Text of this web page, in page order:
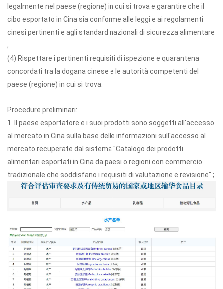
legalmente nel paese (regione) in cui si trova e garantire che il
cibo esportato in Cina sia conforme alle leggi e ai regolamenti
cinesi pertinenti e agli standard nazionali di sicurezza alimentare
;
(4) Rispettare i pertinenti requisiti di ispezione e quarantena
concordati tra la dogana cinese e le autorità competenti del
paese (regione) in cui si trova.
Procedure preliminari:
1. Il paese esportatore e i suoi prodotti sono soggetti all'accesso
al mercato in Cina sulla base delle informazioni sull'accesso al
mercato recuperate dal sistema "Catalogo dei prodotti
alimentari esportati in Cina da paesi o regioni con commercio
tradizionale che soddisfano i requisiti di valutazione e revisione" ;